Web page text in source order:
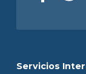
Servicios